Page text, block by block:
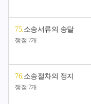
75.소송서류의 송달
쟁점 7개
76.소송절차의 정지
쟁점 7개